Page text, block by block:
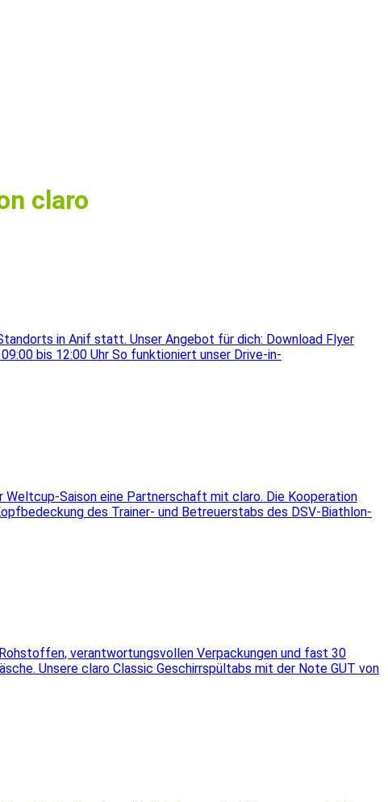
claro
in Anif statt. Unser Angebot für dich: Download Flyer
bis 12:00 Uhr So funktioniert unser Drive-in-
Saison eine Partnerschaft mit claro. Die Kooperation
des Trainer- und Betreuerstabs des DSV-Biathlon-
verantwortungsvollen Verpackungen und fast 30
Unsere claro Classic Geschirrspültabs mit der Note GUT von